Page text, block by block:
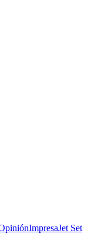
ImpresaJet Set